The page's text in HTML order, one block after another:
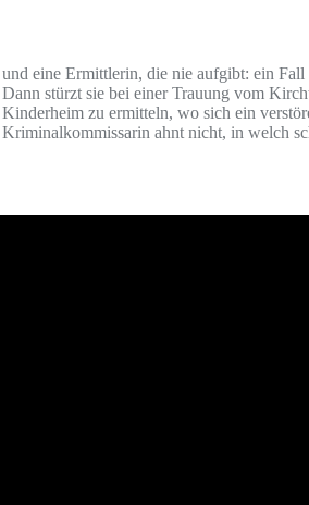
eine Ermittlerin, die nie aufgibt: ein
stürzt sie bei einer Trauung vom
zu ermitteln, wo sich ein
ahnt nicht, in welch